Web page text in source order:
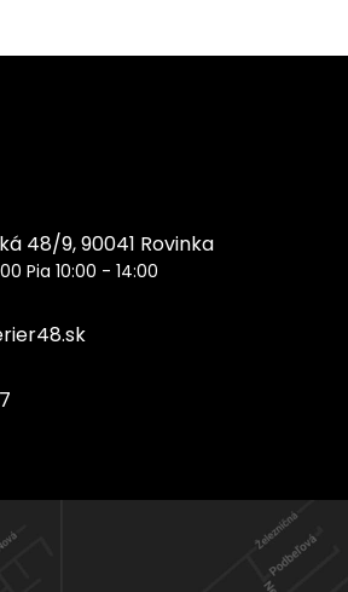
48/9, 90041 Rovinka
Pia 10:00 - 14:00